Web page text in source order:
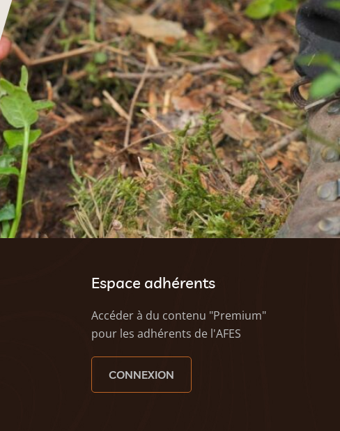
Espace adhérents
Accéder à du contenu "Premium"
pour les adhérents de l'AFES
CONNEXION